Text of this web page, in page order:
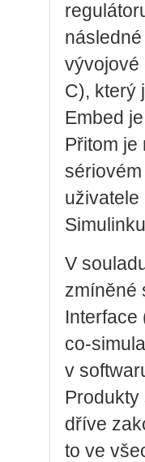
vývojové
C), který
Embed
Přitom je
uživatele
V
zmíněné
Interface
co-
v
dříve
to ve